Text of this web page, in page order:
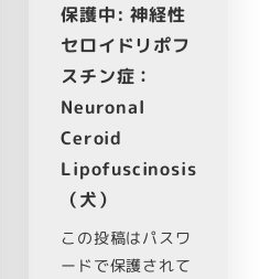
保護中: 神経性
セロイドリポフ
スチン症：
Neuronal
Ceroid
Lipofuscinosis
（犬）
この投稿はパスワ
ードで保護されて